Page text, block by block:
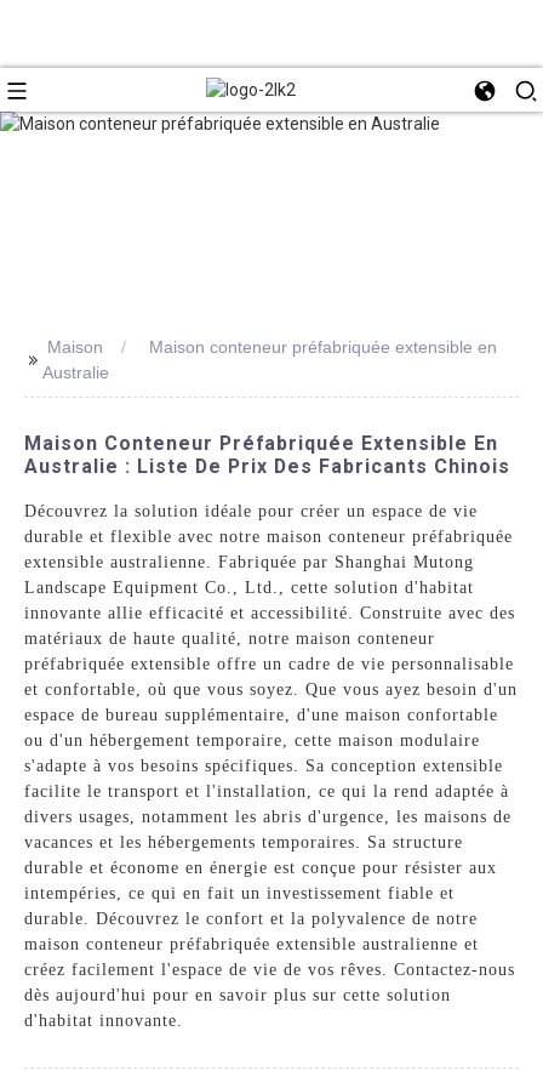
>> Maison
Maison conteneur préfabriquée extensible en
Australie
Maison Conteneur Préfabriquée Extensible En
Australie : Liste De Prix Des Fabricants Chinois
Découvrez la solution idéale pour créer un espace de vie
durable et flexible avec notre maison conteneur préfabriquée
extensible australienne. Fabriquée par Shanghai Mutong
Landscape Equipment Co., Ltd., cette solution d'habitat
innovante allie efficacité et accessibilité. Construite avec des
matériaux de haute qualité, notre maison conteneur
préfabriquée extensible offre un cadre de vie personnalisable
et confortable, où que vous soyez. Que vous ayez besoin d'un
espace de bureau supplémentaire, d'une maison confortable
ou d'un hébergement temporaire, cette maison modulaire
s'adapte à vos besoins spécifiques. Sa conception extensible
facilite le transport et l'installation, ce qui la rend adaptée à
divers usages, notamment les abris d'urgence, les maisons de
vacances et les hébergements temporaires. Sa structure
durable et économe en énergie est conçue pour résister aux
intempéries, ce qui en fait un investissement fiable et
durable. Découvrez le confort et la polyvalence de notre
maison conteneur préfabriquée extensible australienne et
créez facilement l'espace de vie de vos rêves. Contactez-nous
dès aujourd'hui pour en savoir plus sur cette solution
d'habitat innovante.